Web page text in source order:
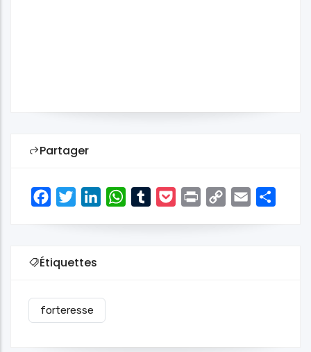
Partager
FacebookTwitterLinkedInWhatsAppTumblrPocketPrint
Copy
Email
Étiquettes
forteresse